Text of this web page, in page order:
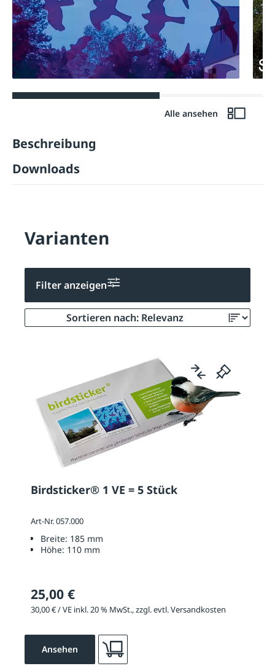
Alle ansehen
Beschreibung
Downloads
Varianten
Filter anzeigen
Birdsticker® 1 VE = 5 Stück
Art-Nr. 057.000
Breite: 185 mm
Höhe: 110 mm
25,00 €
30,00 € / VE inkl. 20 % MwSt., zzgl. evtl. Versandkosten
Ansehen